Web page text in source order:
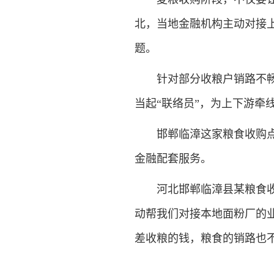
北，当地金融机构主动对接
题。
针对部分收粮户销路不畅
当起“联络员”，为上下游牵
邯郸临漳这家粮食收购点
金融配套服务。
河北邯郸临漳县某粮食收
动帮我们对接本地面粉厂的
差收粮的钱，粮食的销路也